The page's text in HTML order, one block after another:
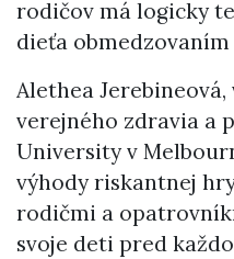
rodičov má logicky
dieťa
Alethea
verejného zdravia a
University v
výhody riskantnej
rodičmi a
svoje deti pred